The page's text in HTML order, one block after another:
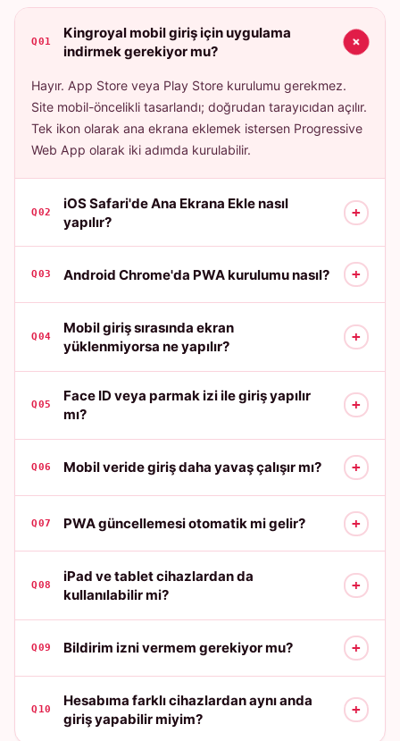
Q01
Kingroyal mobil giriş için uygulama
indirmek gerekiyor mu?
+
Hayır. App Store veya Play Store kurulumu gerekmez.
Site mobil-öncelikli tasarlandı; doğrudan tarayıcıdan açılır.
Tek ikon olarak ana ekrana eklemek istersen Progressive
Web App olarak iki adımda kurulabilir.
Q02
iOS Safari'de Ana Ekrana Ekle nasıl
yapılır?
+
Q03 Android Chrome'da PWA kurulumu nasıl? +
Q04
Mobil giriş sırasında ekran
yüklenmiyorsa ne yapılır?
+
Q05
Face ID veya parmak izi ile giriş yapılır
mı?
+
Q06 Mobil veride giriş daha yavaş çalışır mı? +
Q07 PWA güncellemesi otomatik mi gelir? +
Q08
iPad ve tablet cihazlardan da
kullanılabilir mi?
+
Q09 Bildirim izni vermem gerekiyor mu? +
Q10
Hesabıma farklı cihazlardan aynı anda
giriş yapabilir miyim?
+